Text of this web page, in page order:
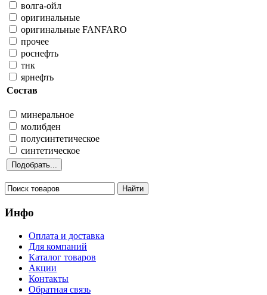
волга-ойл
оригинальные
оригинальные FANFARO
прочее
роснефть
тнк
ярнефть
Состав
минеральное
молибден
полусинтетическое
синтетическое
Инфо
Оплата и доставка
Для компаний
Каталог товаров
Акции
Контакты
Обратная связь